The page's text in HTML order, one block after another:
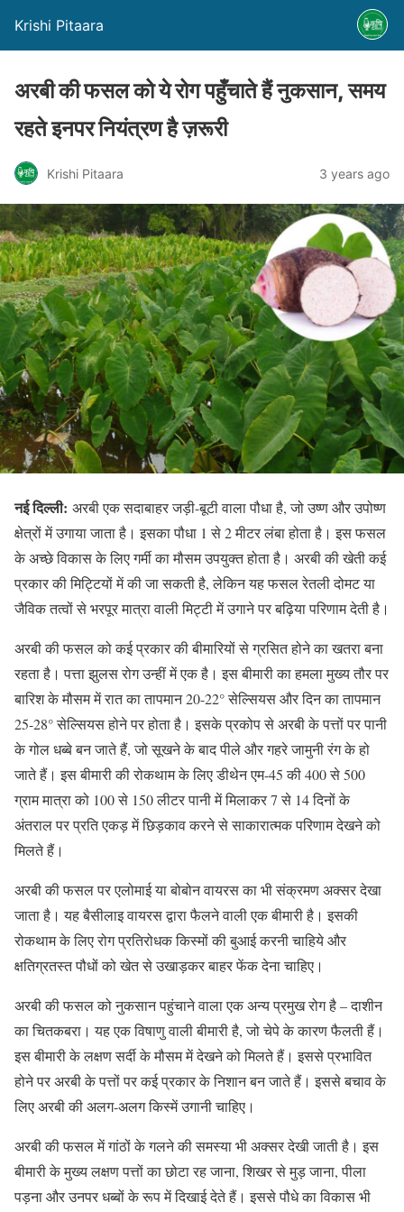
Krishi Pitaara
अरबी की फसल को ये रोग पहुँचाते हैं नुकसान, समय
रहते इनपर नियंत्रण है ज़रूरी
Krishi Pitaara 3 years ago
नई दिल्ली: अरबी एक सदाबाहर जड़ी-बूटी वाला पौधा है, जो उष्ण और उपोष्ण
क्षेत्रों में उगाया जाता है। इसका पौधा 1 से 2 मीटर लंबा होता है। इस फसल
के अच्छे विकास के लिए गर्मी का मौसम उपयुक्त होता है। अरबी की खेती कई
प्रकार की मिट्टियों में की जा सकती है, लेकिन यह फसल रेतली दोमट या
जैविक तत्वों से भरपूर मात्रा वाली मिट्टी में उगाने पर बढ़िया परिणाम देती है।
अरबी की फसल को कई प्रकार की बीमारियों से ग्रसित होने का खतरा बना
रहता है। पत्ता झुलस रोग उन्हीं में एक है। इस बीमारी का हमला मुख्य तौर पर
बारिश के मौसम में रात का तापमान 20-22° सेल्सियस और दिन का तापमान
25-28° सेल्सियस होने पर होता है। इसके प्रकोप से अरबी के पत्तों पर पानी
के गोल धब्बे बन जाते हैं, जो सूखने के बाद पीले और गहरे जामुनी रंग के हो
जाते हैं। इस बीमारी की रोकथाम के लिए डीथेन एम-45 की 400 से 500
ग्राम मात्रा को 100 से 150 लीटर पानी में मिलाकर 7 से 14 दिनों के
अंतराल पर प्रति एकड़ में छिड़काव करने से साकारात्मक परिणाम देखने को
मिलते हैं।
अरबी की फसल पर एलोमाई या बोबोन वायरस का भी संक्रमण अक्सर देखा
जाता है। यह बैसीलाइ वायरस द्वारा फैलने वाली एक बीमारी है। इसकी
रोकथाम के लिए रोग प्रतिरोधक किस्मों की बुआई करनी चाहिये और
क्षतिग्रतस्त पौधों को खेत से उखाड़कर बाहर फेंक देना चाहिए।
अरबी की फसल को नुकसान पहुंचाने वाला एक अन्य प्रमुख रोग है – दाशीन
का चितकबरा। यह एक विषाणु वाली बीमारी है, जो चेपे के कारण फैलती हैं।
इस बीमारी के लक्षण सर्दी के मौसम में देखने को मिलते हैं। इससे प्रभावित
होने पर अरबी के पत्तों पर कई प्रकार के निशान बन जाते हैं। इससे बचाव के
लिए अरबी की अलग-अलग किस्में उगानी चाहिए।
अरबी की फसल में गांठों के गलने की समस्या भी अक्सर देखी जाती है। इस
बीमारी के मुख्य लक्षण पत्तों का छोटा रह जाना, शिखर से मुड़ जाना, पीला
पड़ना और उनपर धब्बों के रूप में दिखाई देते हैं। इससे पौधे का विकास भी